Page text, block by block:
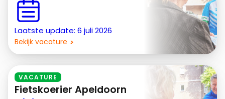
Laatste update: 6 juli 2026
Bekijk vacature
VACATURE
Fietskoerier Apeldoorn